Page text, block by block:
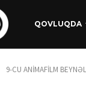
QOVLUQDA
9-CU ANİMAFİLM